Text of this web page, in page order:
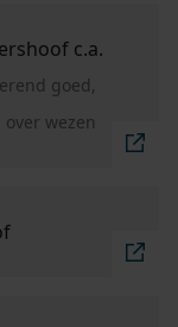
c.a.
goed,
wezen